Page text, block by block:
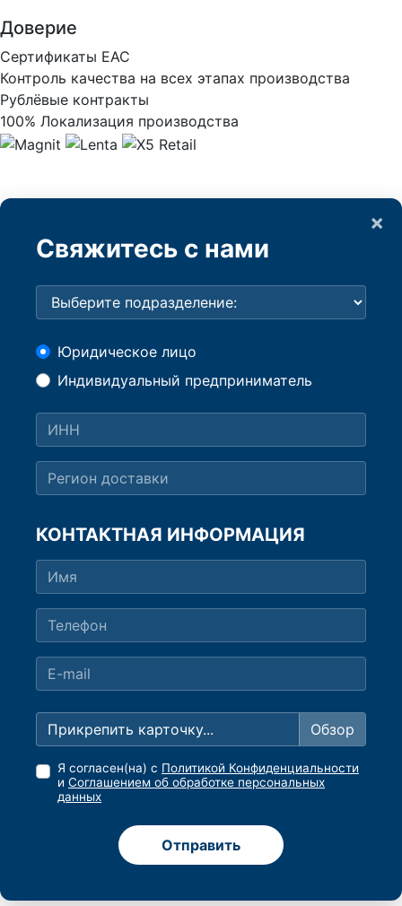
Доверие
Сертификаты ЕАС
Контроль качества на всех этапах производства
Рублёвые контракты
100% Локализация производства
×
Свяжитесь с нами
Юридическое лицо
Индивидуальный предприниматель
КОНТАКТНАЯ ИНФОРМАЦИЯ
Прикрепить карточку...
Я согласен(на) с Политикой Конфиденциальности
и Соглашением об обработке персональных
данных
Отправить